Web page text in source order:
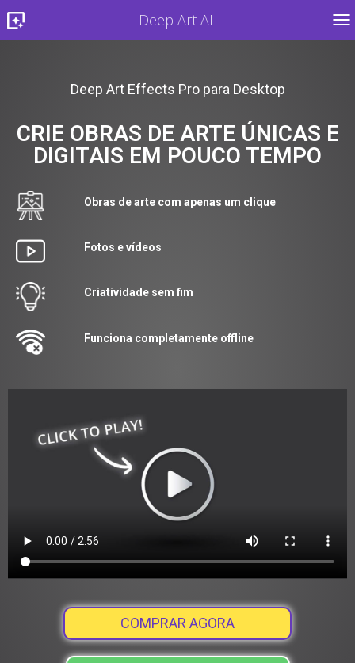
Deep Art AI
Deep Art Effects Pro para Desktop
CRIE OBRAS DE ARTE ÚNICAS E
DIGITAIS EM POUCO TEMPO
Obras de arte com apenas um clique
Fotos e vídeos
Criatividade sem fim
Funciona completamente offline
COMPRAR AGORA